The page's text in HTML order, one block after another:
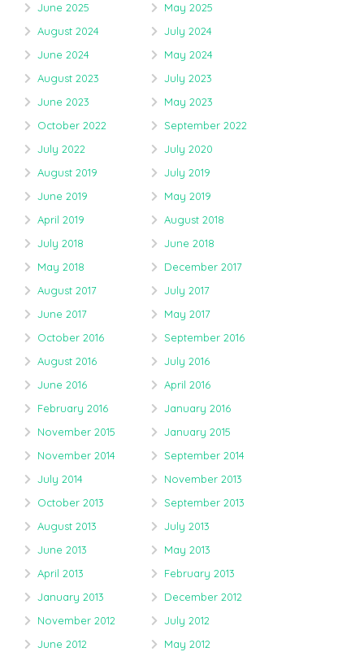
June 2025
May 2025
August 2024
July 2024
June 2024
May 2024
August 2023
July 2023
June 2023
May 2023
October 2022
September 2022
July 2022
July 2020
August 2019
July 2019
June 2019
May 2019
April 2019
August 2018
July 2018
June 2018
May 2018
December 2017
August 2017
July 2017
June 2017
May 2017
October 2016
September 2016
August 2016
July 2016
June 2016
April 2016
February 2016
January 2016
November 2015
January 2015
November 2014
September 2014
July 2014
November 2013
October 2013
September 2013
August 2013
July 2013
June 2013
May 2013
April 2013
February 2013
January 2013
December 2012
November 2012
July 2012
June 2012
May 2012